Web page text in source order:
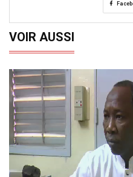
VOIR AUSSI